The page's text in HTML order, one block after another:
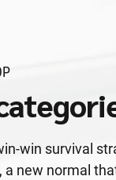
win survival
a new normal